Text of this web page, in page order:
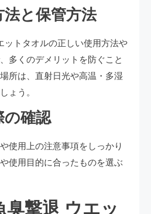
と保管方法
ットタオルの正しい使用方法や
多くのデメリットを防ぐこと
所は、直射日光や高温・多湿
ょう。
の確認
使用上の注意事項をしっかり
使用目的に合ったものを選ぶ
撃退 ウエッ